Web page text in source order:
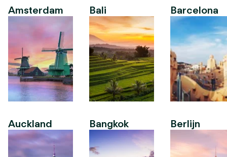
Amsterdam
Auckland
Bali
Bangkok
Barcelona
Berlijn